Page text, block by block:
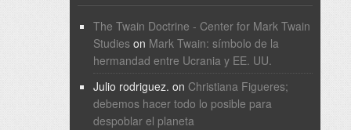
The Twain Doctrine - Center for Mark Twain
Studieson Mark Twain: símbolo de la
hermandad entre Ucrania y EE. UU.
Julio rodriguez. on Christiana Figueres;
debemos hacer todo lo posible para
despoblar el planeta